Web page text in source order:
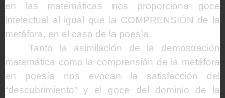
en las matemáticas nos proporciona goce
intelectual al igual que la COMPRENSIÓN de la
metáfora, en el caso de la poesía.
Tanto la asimilación de la demostración
matemática como la comprensión de la metáfora
en poesía nos evocan la satisfacción del
“descubrimiento” y el goce del dominio de la